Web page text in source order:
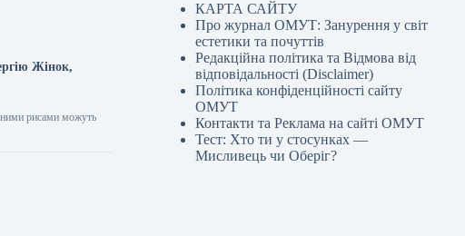
Жінок,
рисами можуть
КАРТА САЙТУ
Про журнал ОМУТ: Занурення у світ
естетики та почуттів
Редакційна політика та Відмова від
відповідальності (Disclaimer)
Політика конфіденційності сайту
ОМУТ
Контакти та Реклама на сайті ОМУТ
Тест: Хто ти у стосунках —
Мисливець чи Оберіг?